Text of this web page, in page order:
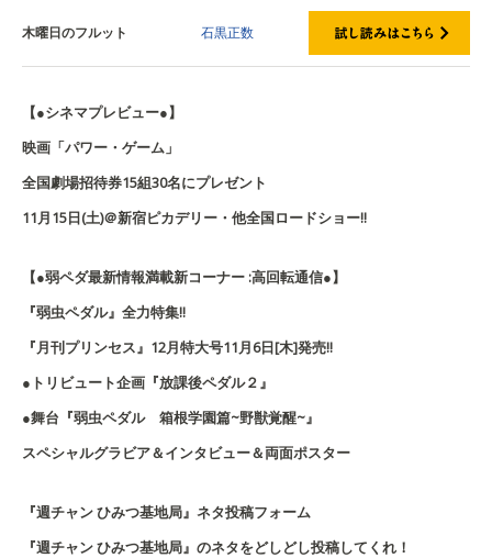
木曜日のフルット 石黒正数
【●シネマプレビュー●】
映画「パワー・ゲーム」
全国劇場招待券15組30名にプレゼント
11月15日(土)＠新宿ピカデリー・他全国ロードショー!!
【●弱ペダ最新情報満載新コーナー :高回転通信●】
『弱虫ペダル』全力特集!!
『月刊プリンセス』12月特大号11月6日[木]発売!!
●トリビュート企画『放課後ペダル２』
●舞台『弱虫ペダル 箱根学園篇~野獣覚醒~』
スペシャルグラビア＆インタビュー＆両面ポスター
『週チャン ひみつ基地局』ネタ投稿フォーム
『週チャン ひみつ基地局』のネタをどしどし投稿してくれ！